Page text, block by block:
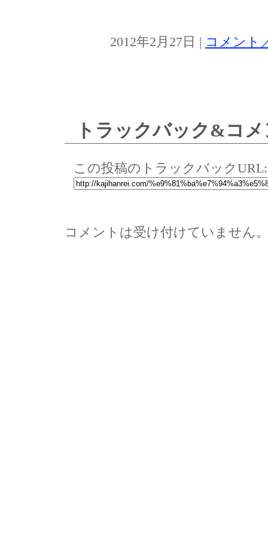
2012年2月27日 | コメント
トラックバック&コ
この投稿のトラックバックURL:
コメントは受け付けていません